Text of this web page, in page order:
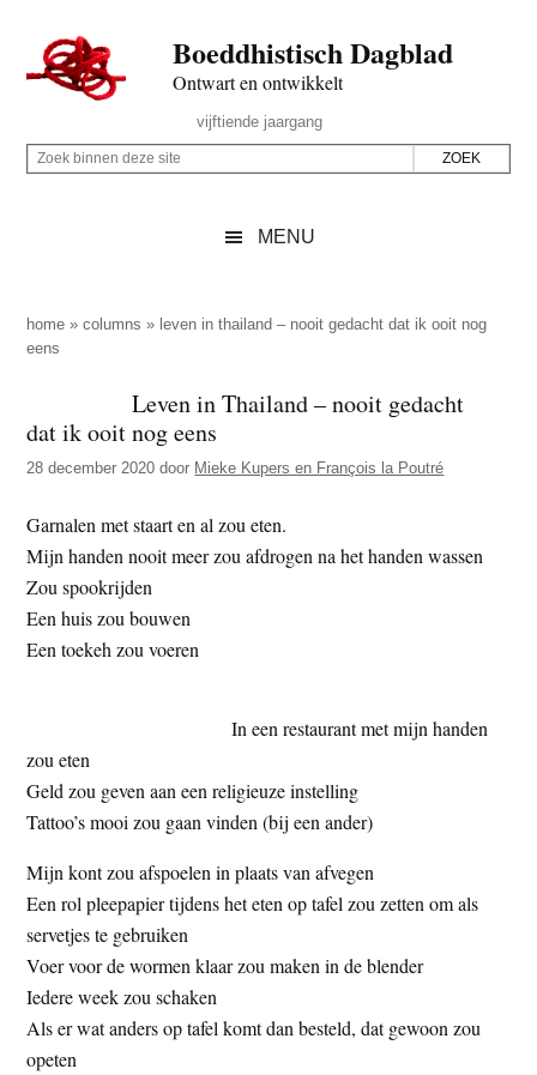
naar
de
inhoud
secondary
naar
de
sidebar
naar
de
Boeddhistisch Dagblad
Ontwart en ontwikkelt
Rechts
vijftiende jaargang
Z
p
d
z
e
i
t
e
Z
i
n
n
d
z
e
s
i
t
MENU
home »columns » leven in thailand – nooit gedacht dat ik ooit nog
eens
Leven in Thailand – nooit gedacht
dat ik ooit nog eens
28 december 2020 door Mieke Kupers en François la Poutré
Garnalen met staart en al zou eten.
Mijn handen nooit meer zou afdrogen na het handen wassen
Zou spookrijden
Een huis zou bouwen
Een toekeh zou voeren
In een restaurant met mijn handen
zou eten
Geld zou geven aan een religieuze instelling
Tattoo’s mooi zou gaan vinden (bij een ander)
Mijn kont zou afspoelen in plaats van afvegen
Een rol pleepapier tijdens het eten op tafel zou zetten om als
servetjes te gebruiken
Voer voor de wormen klaar zou maken in de blender
Iedere week zou schaken
Als er wat anders op tafel komt dan besteld, dat gewoon zou
opeten